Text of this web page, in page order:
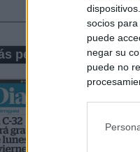
socios
puede
negar su
puede no
periódicos de